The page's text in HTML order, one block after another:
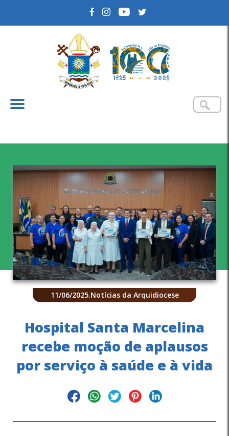
11/06/2025.Notícias da Arquidiocese
Hospital Santa Marcelina
recebe moção de aplausos
por serviço à saúde e à vida